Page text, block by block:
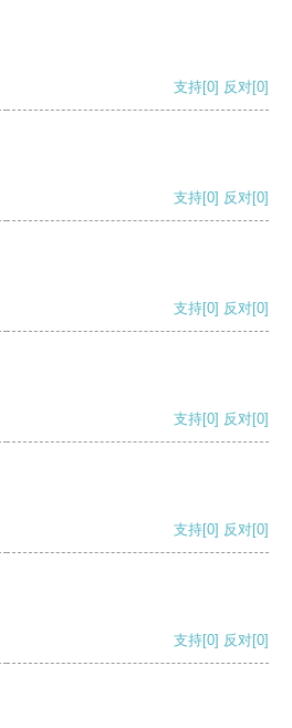
支持[0] 反对[0]
支持[0] 反对[0]
支持[0] 反对[0]
支持[0] 反对[0]
支持[0] 反对[0]
支持[0] 反对[0]